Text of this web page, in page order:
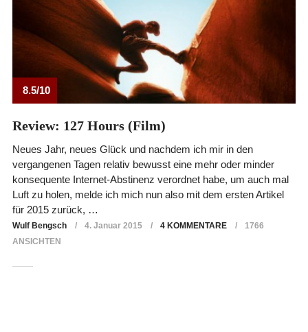
8.5/10
Review: 127 Hours (Film)
Neues Jahr, neues Glück und nachdem ich mir in den
vergangenen Tagen relativ bewusst eine mehr oder minder
konsequente Internet-Abstinenz verordnet habe, um auch mal
Luft zu holen, melde ich mich nun also mit dem ersten Artikel
für 2015 zurück, …
Wulf Bengsch 4. Januar 2015 4 KOMMENTARE
1766
ANSICHTEN